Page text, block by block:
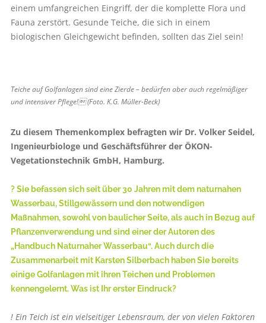
einem umfangreichen Eingriff, der die komplette Flora und
Fauna zerstört. Gesunde Teiche, die sich in einem
biologischen Gleichgewicht befinden, sollten das Ziel sein!
Teiche auf Golfanlagen sind eine Zierde – bedürfen aber auch regelmäßiger
und intensiver Pflege! (Foto. K.G. Müller-Beck)
Zu diesem Themenkomplex befragten wir Dr. Volker Seidel,
Ingenieurbiologe und Geschäftsführer der ÖKON-
Vegetationstechnik GmbH, Hamburg.
? Sie befassen sich seit über 30 Jahren mit dem naturnahen
Wasserbau, Stillgewässern und den notwendigen
Maßnahmen, sowohl von baulicher Seite, als auch in Bezug auf
Pflanzenverwendung und sind einer der Autoren des
„Handbuch Naturnaher Wasserbau“. Auch durch die
Zusammenarbeit mit Karsten Silberbach haben Sie bereits
einige Golfanlagen mit ihren Teichen und Problemen
kennengelernt. Was ist Ihr erster Eindruck?
! Ein Teich ist ein vielseitiger Lebensraum, der von vielen Faktoren